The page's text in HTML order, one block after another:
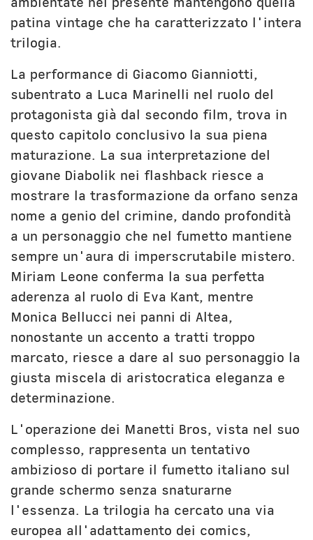
patina vintage che ha caratterizzato l'intera
trilogia.
La performance di Giacomo Gianniotti,
subentrato a Luca Marinelli nel ruolo del
protagonista già dal secondo film, trova in
questo capitolo conclusivo la sua piena
maturazione. La sua interpretazione del
giovane Diabolik nei flashback riesce a
mostrare la trasformazione da orfano senza
nome a genio del crimine, dando profondità
a un personaggio che nel fumetto mantiene
sempre un'aura di imperscrutabile mistero.
Miriam Leone conferma la sua perfetta
aderenza al ruolo di Eva Kant, mentre
Monica Bellucci nei panni di Altea,
nonostante un accento a tratti troppo
marcato, riesce a dare al suo personaggio la
giusta miscela di aristocratica eleganza e
determinazione.
L'operazione dei Manetti Bros, vista nel suo
complesso, rappresenta un tentativo
ambizioso di portare il fumetto italiano sul
grande schermo senza snaturarne
l'essenza. La trilogia ha cercato una via
europea all'adattamento dei comics,